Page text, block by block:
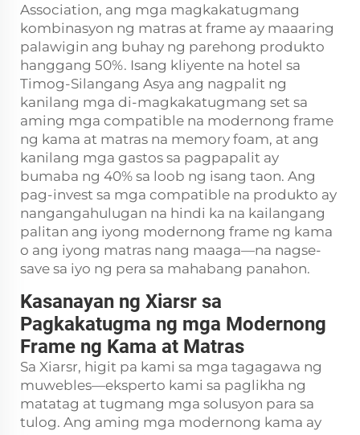
Association, ang mga magkakatugmang
kombinasyon ng matras at frame ay maaaring
palawigin ang buhay ng parehong produkto
hanggang 50%. Isang kliyente na hotel sa
Timog-Silangang Asya ang nagpalit ng
kanilang mga di-magkakatugmang set sa
aming mga compatible na modernong frame
ng kama at matras na memory foam, at ang
kanilang mga gastos sa pagpapalit ay
bumaba ng 40% sa loob ng isang taon. Ang
pag-invest sa mga compatible na produkto ay
nangangahulugan na hindi ka na kailangang
palitan ang iyong modernong frame ng kama
o ang iyong matras nang maaga—na nagse-
save sa iyo ng pera sa mahabang panahon.
Kasanayan ng Xiarsr sa
Pagkakatugma ng mga Modernong
Frame ng Kama at Matras
Sa Xiarsr, higit pa kami sa mga tagagawa ng
muwebles—eksperto kami sa paglikha ng
matatag at tugmang mga solusyon para sa
tulog. Ang aming mga modernong kama ay